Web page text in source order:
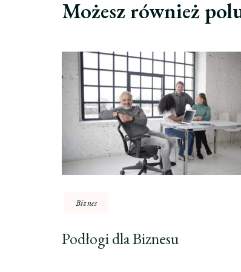
Możesz również
Biznes
Podłogi dla Biznesu